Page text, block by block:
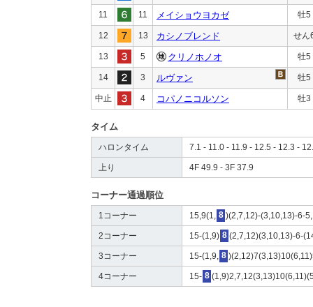
11 11 メイショウヨカゼ 牡5
12 13 カシノブレンド せん
13 5 クリノホノオ 牡5
14 3 ルヴァン 牡5
中止 4 コパノニコルソン 牡3
タイム
ハロンタイム 7.1 - 11.0 - 11.9 - 12.5 - 12.3 -
上り 4F 49.9 - 3F 37.9
コーナー通過順位
1コーナー 15,9(1, 8 )(2,7,12)-(3,10,13)-6-
2コーナー 15-(1,9) 8 (2,7,12)(3,10,13)-6-
3コーナー 15-(1,9, 8
4コーナー 15- 8